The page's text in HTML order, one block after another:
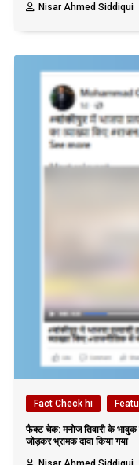
Nisar Ahmed Siddiqui
Fact Check hi
फैक्ट चेक: मनोज तिवारी के भावुक
जोड़कर भ्रामक दावा किया गया